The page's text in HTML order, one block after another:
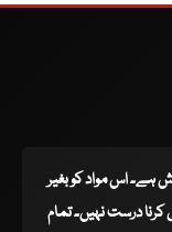
ہے۔ اس مواد کو بغیر
درست نہیں۔ تمام